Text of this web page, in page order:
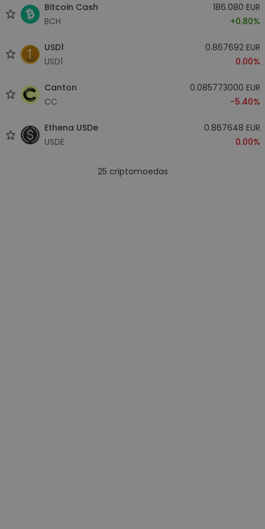
Bitcoin Cash
BCH
186.080 EUR
+0.80%
USD1
USD1
0.867692 EUR
0.00%
Canton
CC
0.085773000 EUR
-5.40%
Ethena USDe
USDE
0.867648 EUR
0.00%
25 criptomoedas